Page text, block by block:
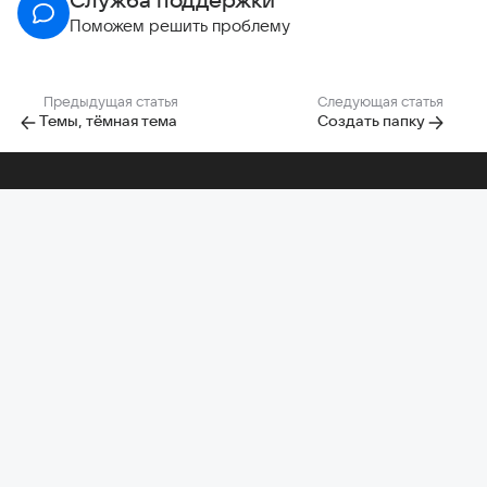
Поможем решить проблему
Предыдущая статья
Темы, тёмная тема
Следующая статья
Создать папку
Помощь по другим проектам